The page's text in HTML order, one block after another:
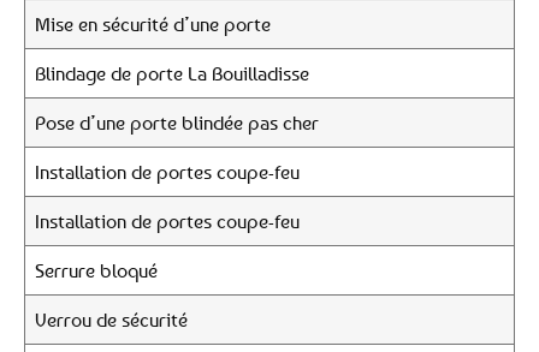
Mise en sécurité d’une porte
Blindage de porte La Bouilladisse
Pose d’une porte blindée pas cher
Installation de portes coupe-feu
Installation de portes coupe-feu
Serrure bloqué
Verrou de sécurité